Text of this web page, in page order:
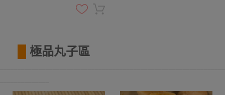
極品丸子區